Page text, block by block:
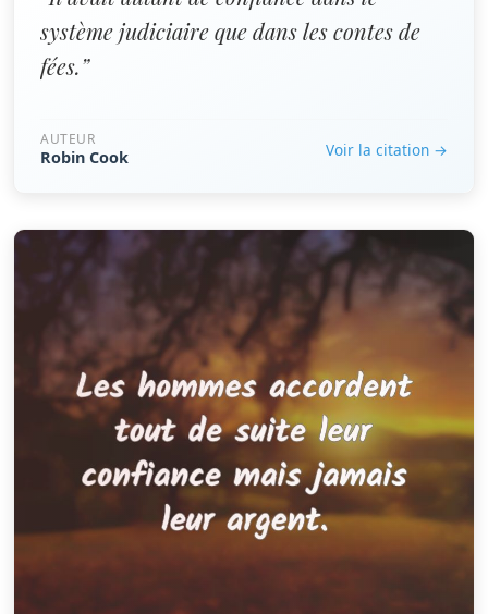
système judiciaire que dans les contes de
fées.”
AUTEUR
Robin Cook Voir la citation →